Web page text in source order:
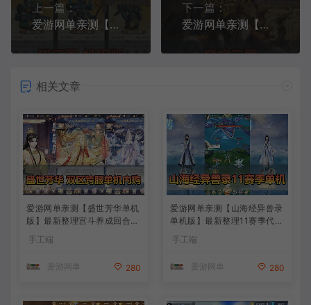
上一篇：
爱游网单亲测【猫三国】单机机甲H5代金券内购多区跨服版最新整理一键即玩镜像端视频教学+Linux手工服务端文本教学
下一篇：
爱游网单亲测【蛮将三国】500级完整版最新整理单机一键端 多区跨服 网页GM物品后台虚拟机视频安装教学
相关文章
爱游网单亲测【盛世芳华单机
版】最新整理宫斗养成回合抽
一键端视频教学+linux手工外
手工端
爱游网单 280
爱游网单亲测【山海经异兽录
单机版】最新整理11赛季代金
模拟器手游 解压一键端 视频
手工端
爱游网单 280